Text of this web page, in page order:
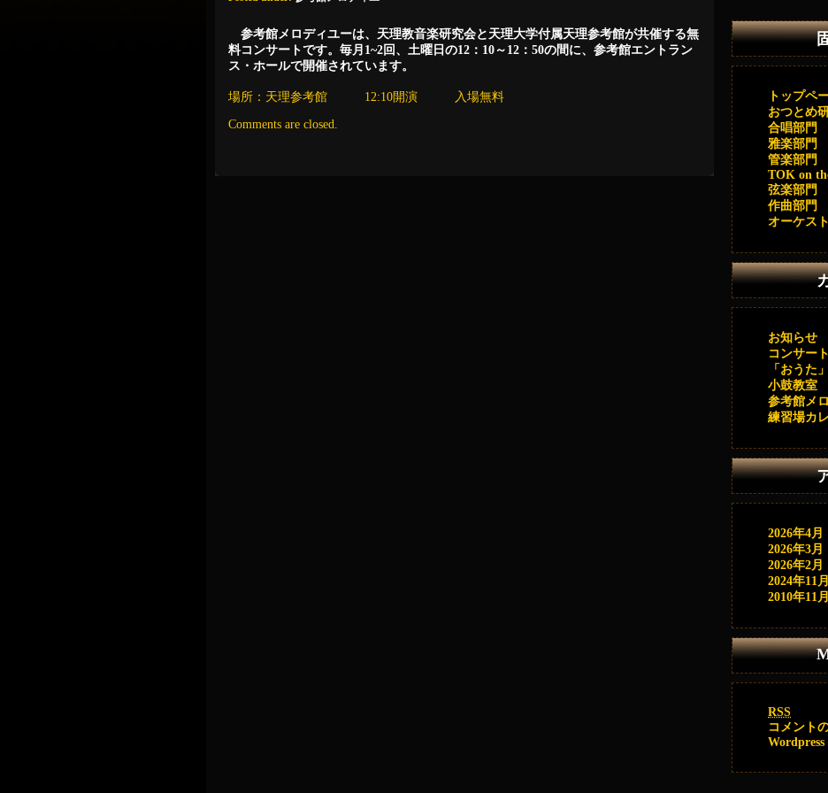
参考館メロディユーは、天理教音楽研究会と天理大学付属天理参考館が共催する無
料コンサートです。毎月1~2回、土曜日の12：10～12：50の間に、参考館エントラン
ス・ホールで開催されています。
場所：天理参考館 12:10開演 入場無料
Comments are closed.
トップペ
おつとめ
合唱部門
雅楽部門
管楽部門
TOK on
弦楽部門
作曲部門
オーケス
お知らせ
コンサー
「おうた
小鼓教室
参考館メ
練習場カ
2026年4月
2026年3月
2026年2月
2024年11月
2010年11月
RSS
コメント
Wordpress